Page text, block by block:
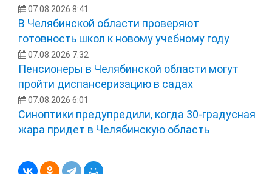
07.08.2026 8:41
В Челябинской области проверяют
готовность школ к новому учебному году
07.08.2026 7:32
Пенсионеры в Челябинской области могут
пройти диспансеризацию в садах
07.08.2026 6:01
Синоптики предупредили, когда 30-градусная
жара придет в Челябинскую область